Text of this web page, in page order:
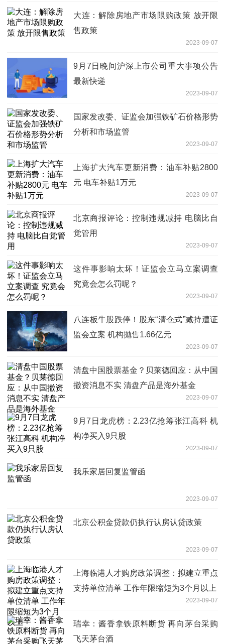
大连：解除房地产市场限购政策 放开限
售政策
2023-09-07
9月7日晚间沪深上市公司重大事项公告
最新快递
2023-09-07
国家发改委、证监会加强铁矿石价格形势
分析和市场监管
2023-09-07
上海扩大汽车更新消费：油车补贴2800
元 电车补贴1万元
2023-09-07
北京商报评论：控制违规减持 电脑比自
觉管用
2023-09-07
这件事影响太坏！证监会立马立案调查
究竟会怎么罚呢？
2023-09-07
八连板牛股跌停！股东“清仓式”减持遭证
监会立案 机构抛售1.66亿元
2023-09-07
清盘中国股票基金？贝莱德回应：从中国
撤资消息不实 清盘产品是海外基金
2023-09-07
9月7日龙虎榜：2.23亿抢筹张江高科 机
构净买入9只股
2023-09-07
我乐家居回复监管函
2023-09-07
北京公积金贷款仍执行认房认贷政策
2023-09-07
上海临港人才购房政策调整：拟建立重点
支持单位清单 工作年限缩短为3个月以上
2023-09-07
瑞幸：酱香拿铁原料断货 再向茅台采购
飞天茅台酒